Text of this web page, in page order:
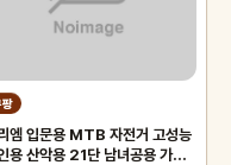
팡
엠 입문용 MTB 자전거 고성능
용 산악용 21단 남녀공용 가성